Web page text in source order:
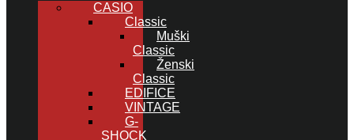
CASIO
Classic
Muški
Classic
Ženski
Classic
EDIFICE
VINTAGE
G-
SHOCK